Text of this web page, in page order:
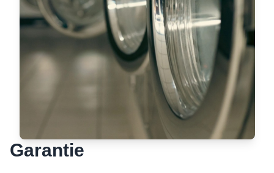
Garantie